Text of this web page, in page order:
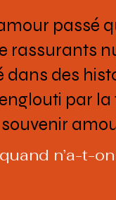
passé
rassurants
dans des
par
n’a-t-